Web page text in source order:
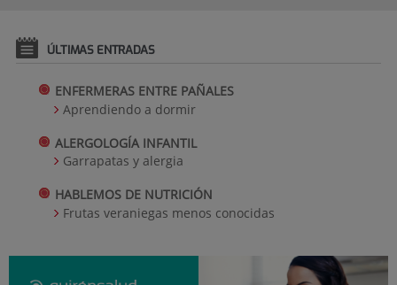
ÚLTIMAS ENTRADAS
ENFERMERAS ENTRE PAÑALES
Aprendiendo a dormir
ALERGOLOGÍA INFANTIL
Garrapatas y alergia
HABLEMOS DE NUTRICIÓN
Frutas veraniegas menos conocidas